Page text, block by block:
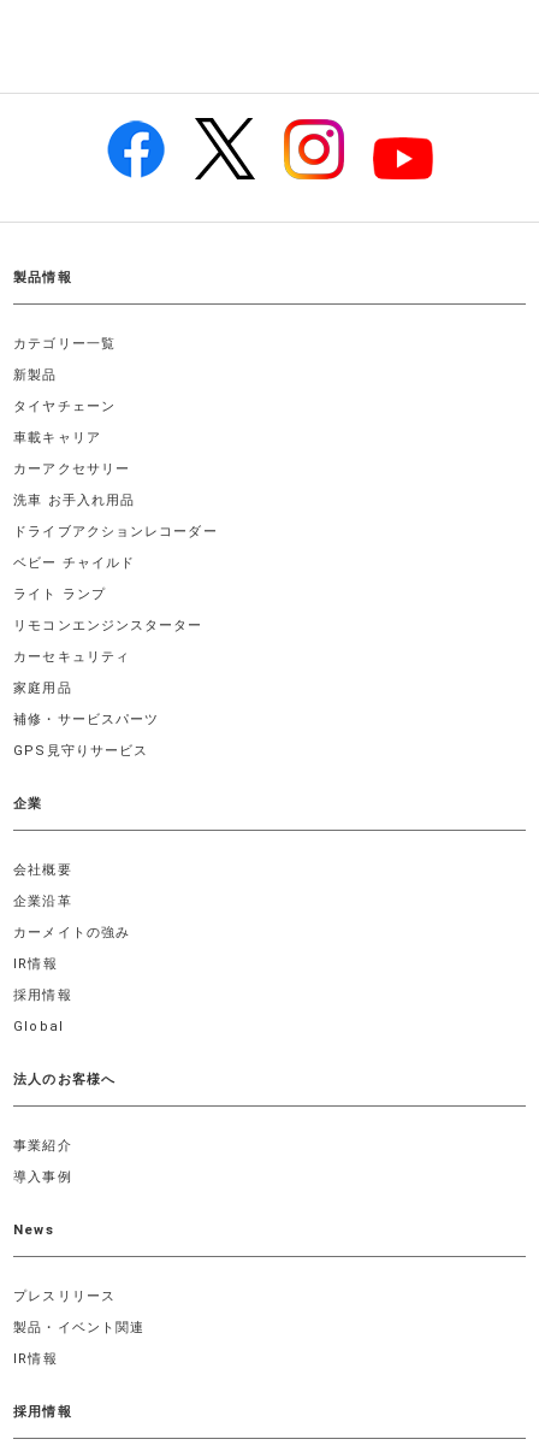
製品情報
カテゴリー一覧
新製品
タイヤチェーン
車載キャリア
カーアクセサリー
洗車 お手入れ用品
ドライブアクションレコーダー
ベビー チャイルド
ライト ランプ
リモコンエンジンスターター
カーセキュリティ
家庭用品
補修・サービスパーツ
GPS見守りサービス
企業
会社概要
企業沿革
カーメイトの強み
IR情報
採用情報
Global
法人のお客様へ
事業紹介
導入事例
News
プレスリリース
製品・イベント関連
IR情報
採用情報